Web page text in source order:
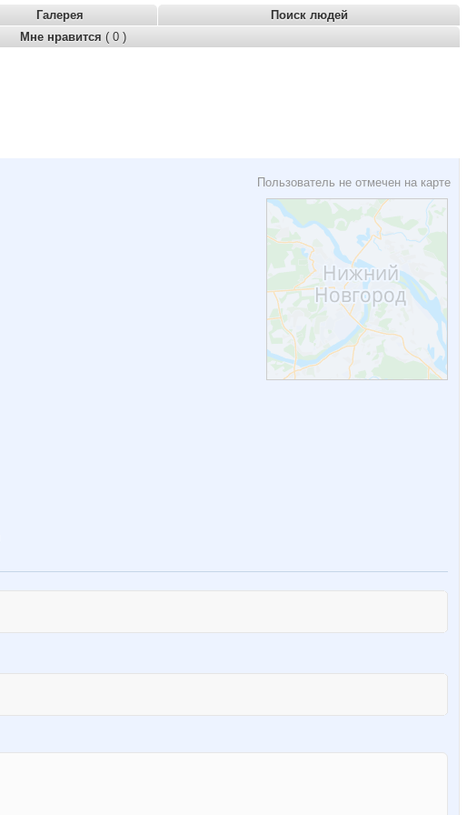
Галерея
Поиск людей
Мне нравится ( 0 )
Пользователь не отмечен на карте